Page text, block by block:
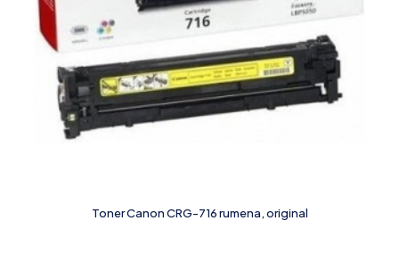
Toner Canon CRG-716 rumena, original